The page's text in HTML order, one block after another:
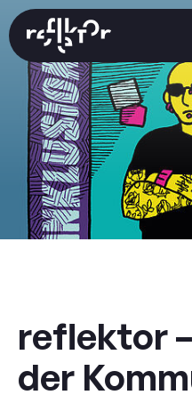
reflektor
der